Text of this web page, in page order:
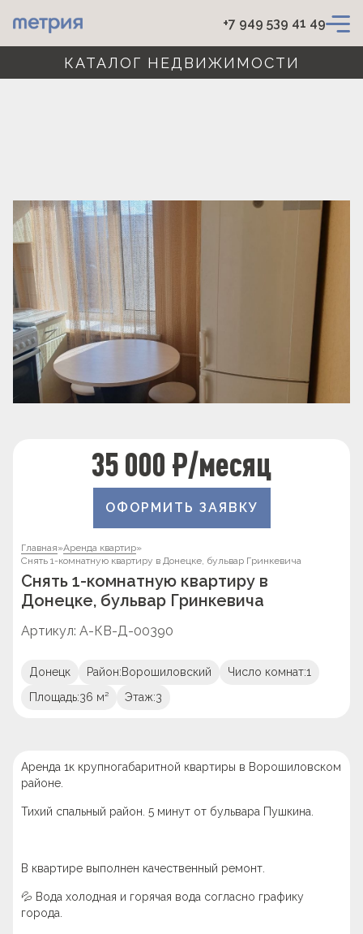
+7 949 539 41 49
КАТАЛОГ НЕДВИЖИМОСТИ
35 000 ₽/месяц
ОФОРМИТЬ ЗАЯВКУ
Главная»Аренда квартир»
Снять 1-комнатную квартиру в Донецке, бульвар Гринкевича
Снять 1-комнатную квартиру в
Донецке, бульвар Гринкевича
Артикул: А-КВ-Д-00390
Донецк Район:Ворошиловский Число комнат:1
Площадь:36 м² Этаж:3
Аренда 1к крупногабаритной квартиры в Ворошиловском
районе.
Тихий спальный район. 5 минут от бульвара Пушкина.
В квартире выполнен качественный ремонт.
💦 Вода холодная и горячая вода согласно графику
города.